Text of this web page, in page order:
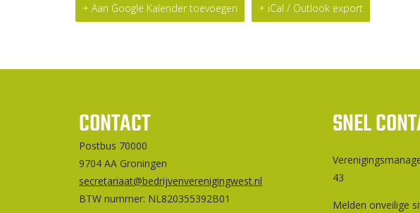
+ Aan Google Kalender toevoegen + iCal / Outlook export
CONTACT
Postbus 70000
9704 AA Groningen
secretariaat@bedrijvenverenigingwest.nl
BTW nummer: NL820355392B01
SNEL
43
Melden onveilige